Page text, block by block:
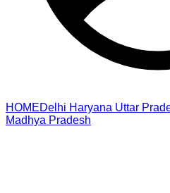
HOMEDelhi Haryana Uttar
Madhya Pradesh